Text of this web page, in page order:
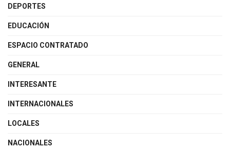
DEPORTES
EDUCACIÓN
ESPACIO CONTRATADO
GENERAL
INTERESANTE
INTERNACIONALES
LOCALES
NACIONALES